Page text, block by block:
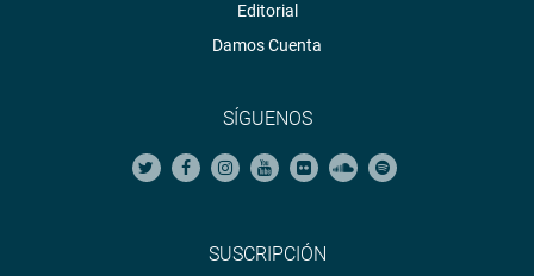
Editorial
Damos Cuenta
SÍGUENOS
SUSCRIPCIÓN